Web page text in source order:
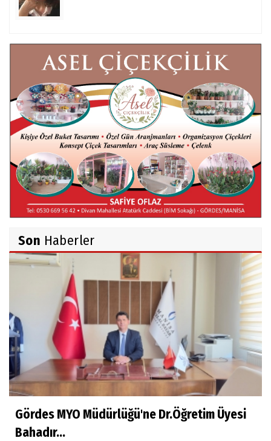
Mert AKAR
Röportaj Serisi-46: Konuk =Prof.Dr.Hakan
Atalay (Psikanaliz)
Hüseyin TUNÇAY
Gökçeada Gezimiz-IV
İsmail AYBEY
Belma Sebil'i Tanıyor Musunuz?
Ahmet İNCE
Beyaz Gömlekli Adam!
Prof.Dr.Ayşe İLKER
Adı Sanı Olmak
Eylül SEYHAN
Gezerken Zamanın Kollarındaki Ruhuma
Rastlamak
Son Haberler
Gördes MYO Müdürlüğü'ne Dr.Öğretim Üyesi
Bahadır...